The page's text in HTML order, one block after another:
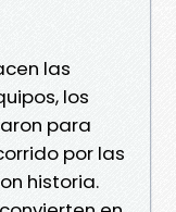
las
los
para
por las
historia.